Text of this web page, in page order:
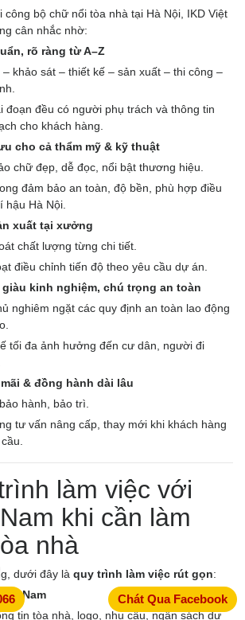
công bộ chữ nổi tòa nhà tại Hà Nội, IKD Việt
cân nhắc nhờ:
rõ ràng từ A–Z
khảo sát – thiết kế – sản xuất – thi công –
đoạn đều có người phụ trách và thông tin
cho khách hàng.
cho cả thẩm mỹ & kỹ thuật
chữ đẹp, dễ đọc, nổi bật thương hiệu.
đảm bảo an toàn, độ bền, phù hợp điều
hậu Hà Nội.
xuất tại xưởng
chất lượng từng chi tiết.
điều chỉnh tiến độ theo yêu cầu dự án.
kinh nghiệm, chú trọng an toàn
nghiêm ngặt các quy định an toàn lao động
tối đa ảnh hưởng đến cư dân, người đi
& đồng hành dài lâu
hành, bảo trì.
tư vấn nâng cấp, thay mới khi khách hàng
làm việc với
khi cần làm
nhà
dưới đây là quy trình làm việc rút gọn:
Nam
tin tòa nhà, logo, nhu cầu, ngân sách dự
Chát Qua Facebook